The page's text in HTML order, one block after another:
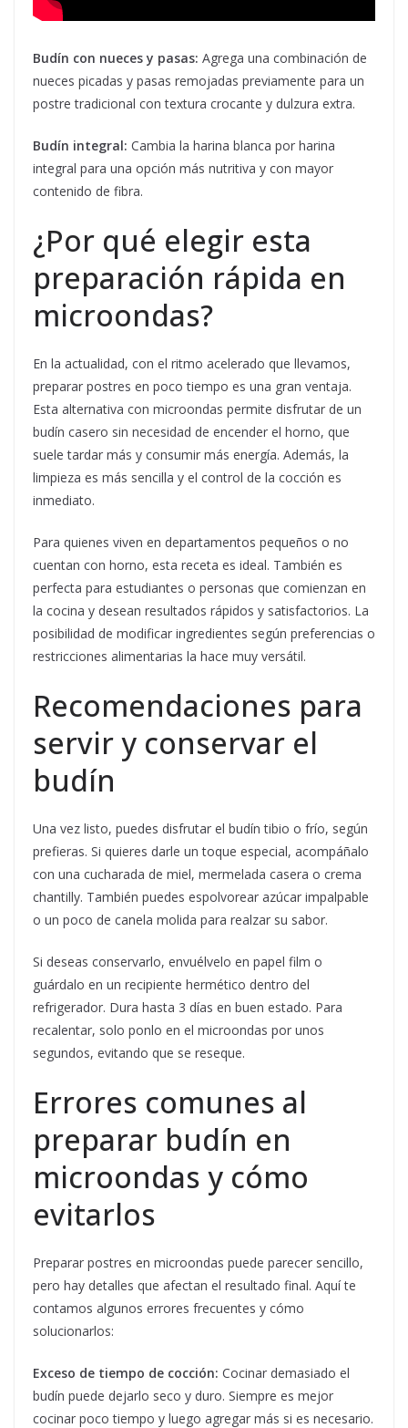
Budín con nueces y pasas: Agrega una combinación de
nueces picadas y pasas remojadas previamente para un
postre tradicional con textura crocante y dulzura extra.
Budín integral: Cambia la harina blanca por harina
integral para una opción más nutritiva y con mayor
contenido de fibra.
¿Por qué elegir esta
preparación rápida en
microondas?
En la actualidad, con el ritmo acelerado que llevamos,
preparar postres en poco tiempo es una gran ventaja.
Esta alternativa con microondas permite disfrutar de un
budín casero sin necesidad de encender el horno, que
suele tardar más y consumir más energía. Además, la
limpieza es más sencilla y el control de la cocción es
inmediato.
Para quienes viven en departamentos pequeños o no
cuentan con horno, esta receta es ideal. También es
perfecta para estudiantes o personas que comienzan en
la cocina y desean resultados rápidos y satisfactorios. La
posibilidad de modificar ingredientes según preferencias o
restricciones alimentarias la hace muy versátil.
Recomendaciones para
servir y conservar el
budín
Una vez listo, puedes disfrutar el budín tibio o frío, según
prefieras. Si quieres darle un toque especial, acompáñalo
con una cucharada de miel, mermelada casera o crema
chantilly. También puedes espolvorear azúcar impalpable
o un poco de canela molida para realzar su sabor.
Si deseas conservarlo, envuélvelo en papel film o
guárdalo en un recipiente hermético dentro del
refrigerador. Dura hasta 3 días en buen estado. Para
recalentar, solo ponlo en el microondas por unos
segundos, evitando que se reseque.
Errores comunes al
preparar budín en
microondas y cómo
evitarlos
Preparar postres en microondas puede parecer sencillo,
pero hay detalles que afectan el resultado final. Aquí te
contamos algunos errores frecuentes y cómo
solucionarlos:
Exceso de tiempo de cocción: Cocinar demasiado el
budín puede dejarlo seco y duro. Siempre es mejor
cocinar poco tiempo y luego agregar más si es necesario.